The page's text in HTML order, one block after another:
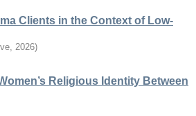
Clients in the Context of Low-
, 2026)
Religious Identity Between